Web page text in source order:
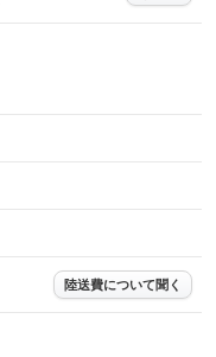
陸送費について聞く